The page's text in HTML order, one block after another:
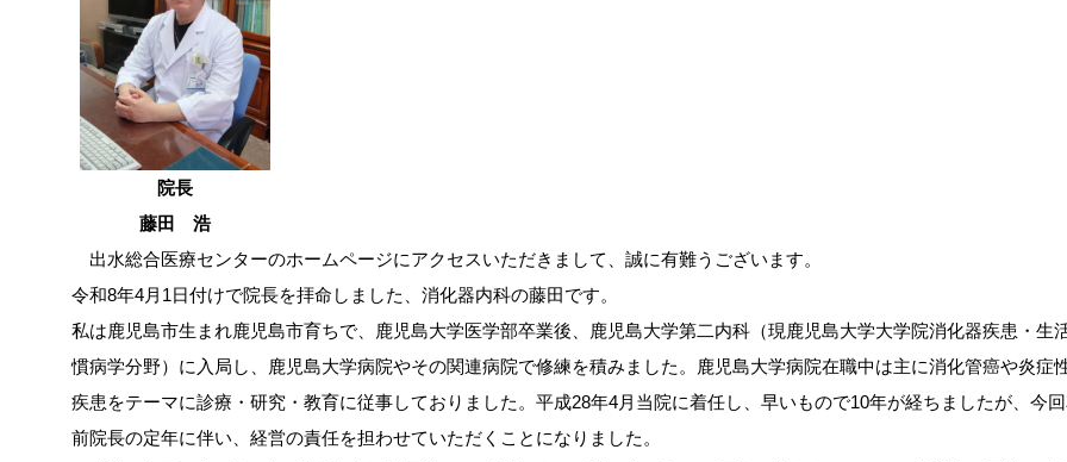
院長
藤田 浩
出水総合医療センターのホームページにアクセスいただきまして、誠に有難うございます。
令和8年4月1日付けで院長を拝命しました、消化器内科の藤田です。
私は鹿児島市生まれ鹿児島市育ちで、鹿児島大学医学部卒業後、鹿児島大学第二内科（現鹿児島大学大学院消化器疾患・生
慣病学分野）に入局し、鹿児島大学病院やその関連病院で修練を積みました。鹿児島大学病院在職中は主に消化管癌や炎症
疾患をテーマに診療・研究・教育に従事しておりました。平成28年4月当院に着任し、早いもので10年が経ちましたが、今
前院長の定年に伴い、経営の責任を担わせていただくことになりました。